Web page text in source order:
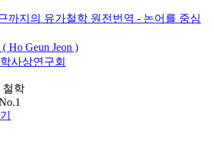
까지의 유가철학 원전번역 - 논어를 중심
Ho Geun Jeon )
사상연구회
철학